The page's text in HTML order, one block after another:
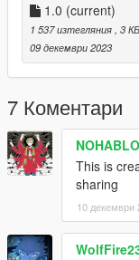
1.0 (current)
1 537 изтегляния, 3 КБ
09 декември 2023
7 Коментари
This is
sharing
10 декември